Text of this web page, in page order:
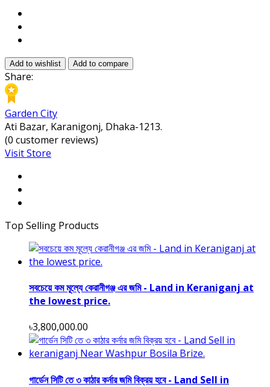
Add to wishlist Add to compare
Share:
Garden City
Ati Bazar, Karanigonj, Dhaka-1213.
(0 customer reviews)
Visit Store
Top Selling Products
সবচেয়ে কম মূল্যে কেরানীগঞ্জ এর জমি - Land in Keraniganj at
the lowest price.
৳3,800,000.00
গার্ডেন সিটি তে ৩ কাঠার কর্নার জমি বিক্রয় হবে - Land Sell in